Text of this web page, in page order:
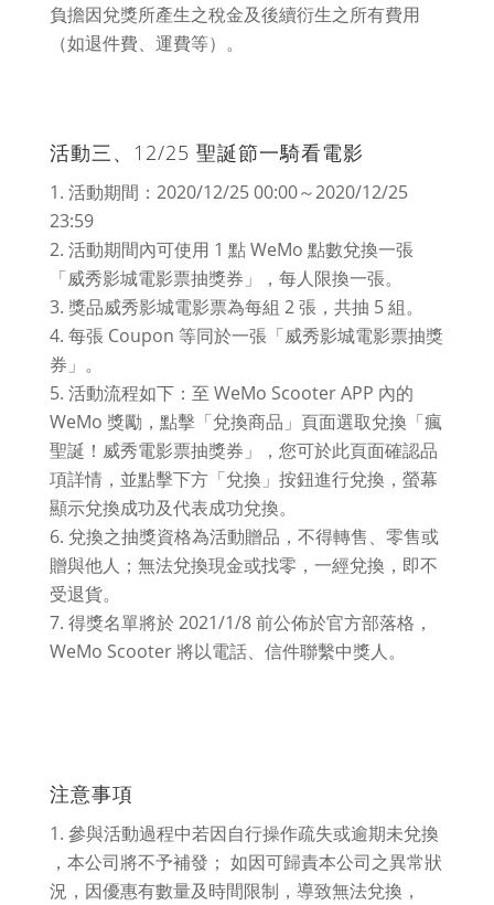
負擔因兌獎所產生之稅金及後續衍生之所有費用
（如退件費、運費等）。
活動三、12/25 聖誕節一騎看電影
活動期間：2020/12/25 00:00～2020/12/25
23:59
活動期間內可使用 1 點 WeMo 點數兌換一張
「威秀影城電影票抽獎券」，每人限換一張。
獎品威秀影城電影票為每組 2 張，共抽 5 組。
每張 Coupon 等同於一張「威秀影城電影票抽獎
券」。
活動流程如下：至 WeMo Scooter APP 內的
WeMo 獎勵，點擊「兌換商品」頁面選取兌換「瘋
聖誕！威秀電影票抽獎券」，您可於此頁面確認品
項詳情，並點擊下方「兌換」按鈕進行兌換，螢幕
顯示兌換成功及代表成功兌換。
兌換之抽獎資格為活動贈品，不得轉售、零售或
贈與他人；無法兌換現金或找零，一經兌換，即不
受退貨。
得獎名單將於 2021/1/8 前公佈於官方部落格，
WeMo Scooter 將以電話、信件聯繫中獎人。
注意事項
參與活動過程中若因自行操作疏失或逾期未兌換
，本公司將不予補發； 如因可歸責本公司之異常狀
況，因優惠有數量及時間限制，導致無法兌換，